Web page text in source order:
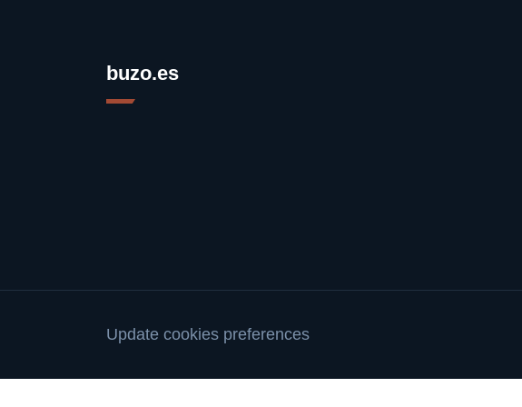
buzo.es
Update cookies preferences